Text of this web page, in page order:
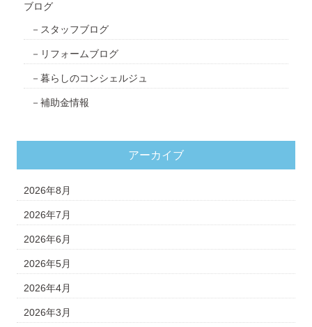
ブログ
スタッフブログ
リフォームブログ
暮らしのコンシェルジュ
補助金情報
アーカイブ
2026年8月
2026年7月
2026年6月
2026年5月
2026年4月
2026年3月